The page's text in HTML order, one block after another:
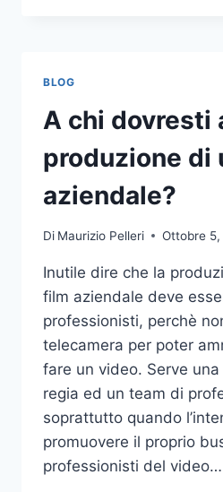
NELLE
SCOMMESSE
SPORTIVE
ONLINE
BLOG
A chi dovresti
produzione di
aziendale?
Di Maurizio Pelleri Ottobre
Inutile dire che la
film aziendale deve
professionisti, perchè
telecamera per poter
fare un video. Serve
regia ed un team di
soprattutto quando
promuovere il proprio
professionisti del video…